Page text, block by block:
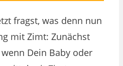
fragst, was denn nun
mit Zimt: Zunächst
Dein Baby oder